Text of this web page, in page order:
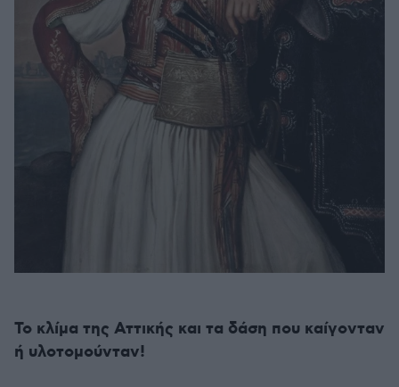
Το κλίμα της Αττικής και τα δάση που καίγονταν
ή υλοτομούνταν!